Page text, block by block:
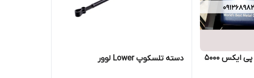
فلزیاب GPX 5000 جی پی ایکس 5000
دسته تلسکوپ Lower لوور